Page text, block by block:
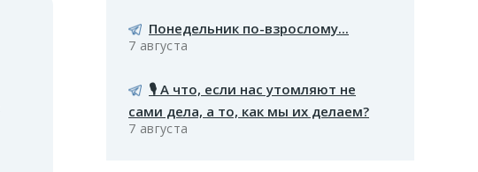
Понедельник по-взрослому...
7 августа
🎙️ А что, если нас утомляют не
сами дела, а то, как мы их делаем?
7 августа